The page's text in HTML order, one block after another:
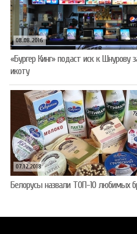
08.08.2016
«Бургер Кинг» подаст иск к Шнурову
икоту
07.12.2018
Белорусы назвали ТОП-10 любимых